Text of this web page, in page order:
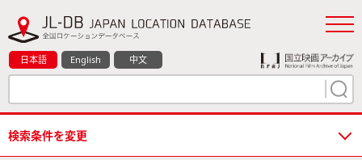
日本語 English 中文
検索条件を変更